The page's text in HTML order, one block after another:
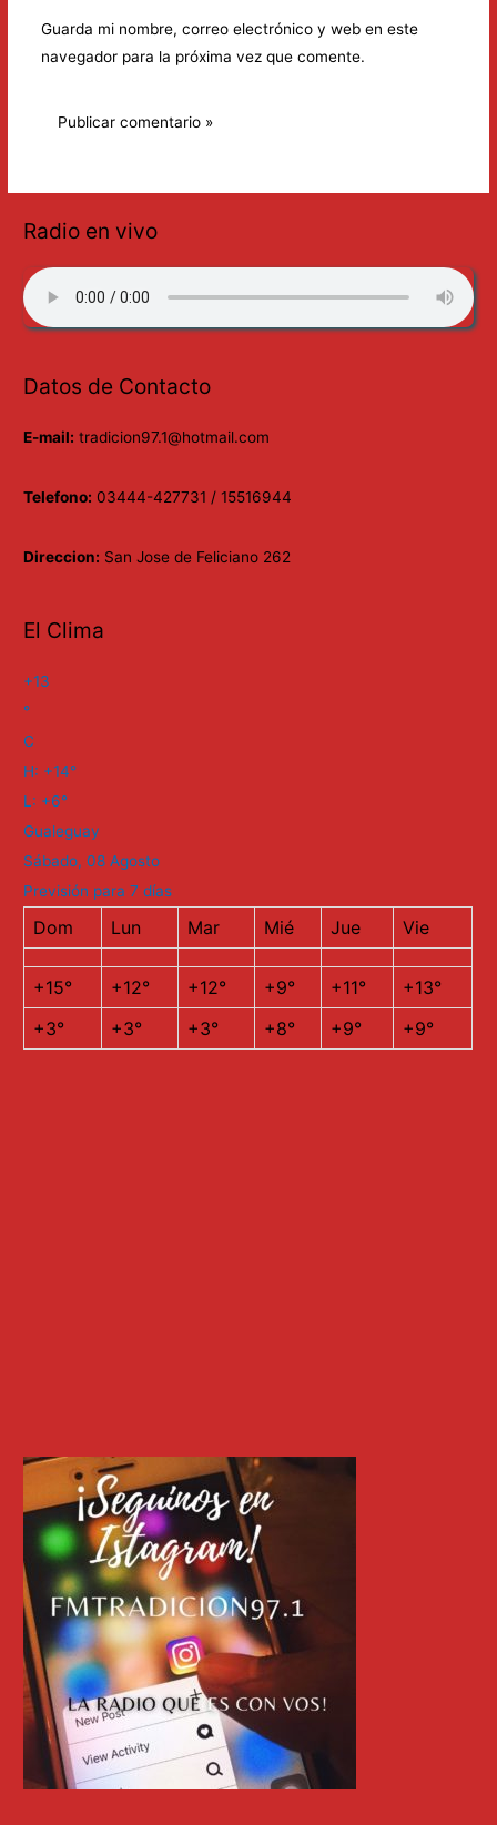
Guarda mi nombre, correo electrónico y web en este
navegador para la próxima vez que comente.
Radio en vivo
Datos de Contacto
E-mail: tradicion97.1@hotmail.com
Telefono: 03444-427731 / 15516944
Direccion: San Jose de Feliciano 262
El Clima
+13
°
C
H: +14°
L: +6°
Gualeguay
Sábado, 08 Agosto
Previsión para 7 días
Dom Lun Mar Mié Jue Vie
+15° +12° +12° +9° +11° +13°
+3° +3° +3° +8° +9° +9°